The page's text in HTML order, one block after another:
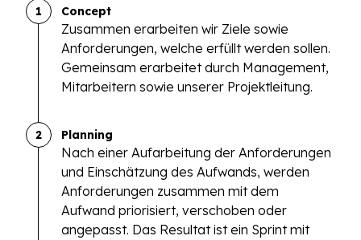
1 Concept
Zusammen erarbeiten wir Ziele sowie
Anforderungen, welche erfüllt werden sollen.
Gemeinsam erarbeitet durch Management,
Mitarbeitern sowie unserer Projektleitung.
2 Planning
Nach einer Aufarbeitung der Anforderungen
und Einschätzung des Aufwands, werden
Anforderungen zusammen mit dem
Aufwand priorisiert, verschoben oder
angepasst. Das Resultat ist ein Sprint mit